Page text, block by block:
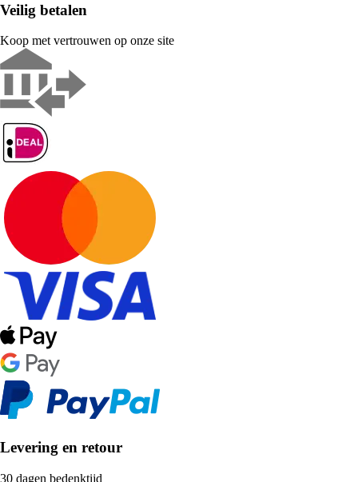
Veilig betalen
Koop met vertrouwen op onze site
Levering en retour
30 dagen bedenktijd